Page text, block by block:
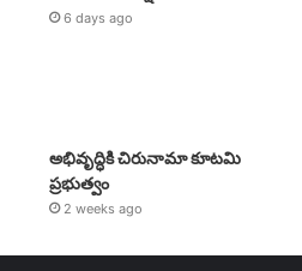
6 days ago
అభివృద్ధికి చిరునామా కూటమి
ప్రభుత్వం
2 weeks ago